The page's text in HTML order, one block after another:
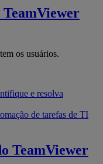
TeamViewer
os usuários.
e resolva
de tarefas de TI
TeamViewer